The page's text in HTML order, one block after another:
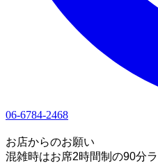
06-6784-2468
お店からのお願い
混雑時はお席2時間制の90分